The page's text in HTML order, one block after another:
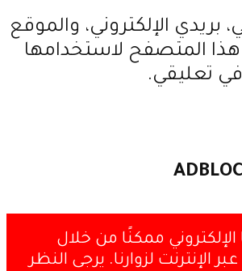
الإلكتروني، والموقع
هذا المتصفح لاستخدامها
في تعليقي.
ممكنًا من خلال
الإنترنت لزوارنا. يرجى النظر